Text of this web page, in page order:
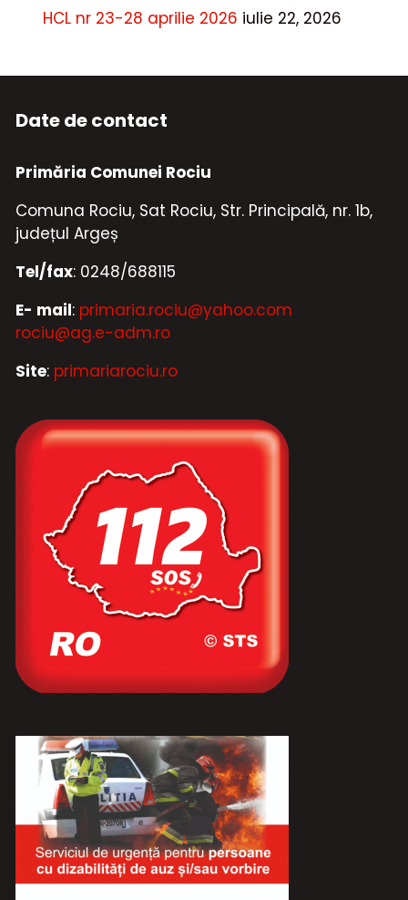
HCL nr 23-28 aprilie 2026 iulie 22, 2026
Date de contact
Primăria Comunei Rociu
Comuna Rociu, Sat Rociu, Str. Principală, nr. 1b,
județul Argeș
Tel/fax: 0248/688115
E- mail: primaria.rociu@yahoo.com
rociu@ag.e-adm.ro
Site: primariarociu.ro